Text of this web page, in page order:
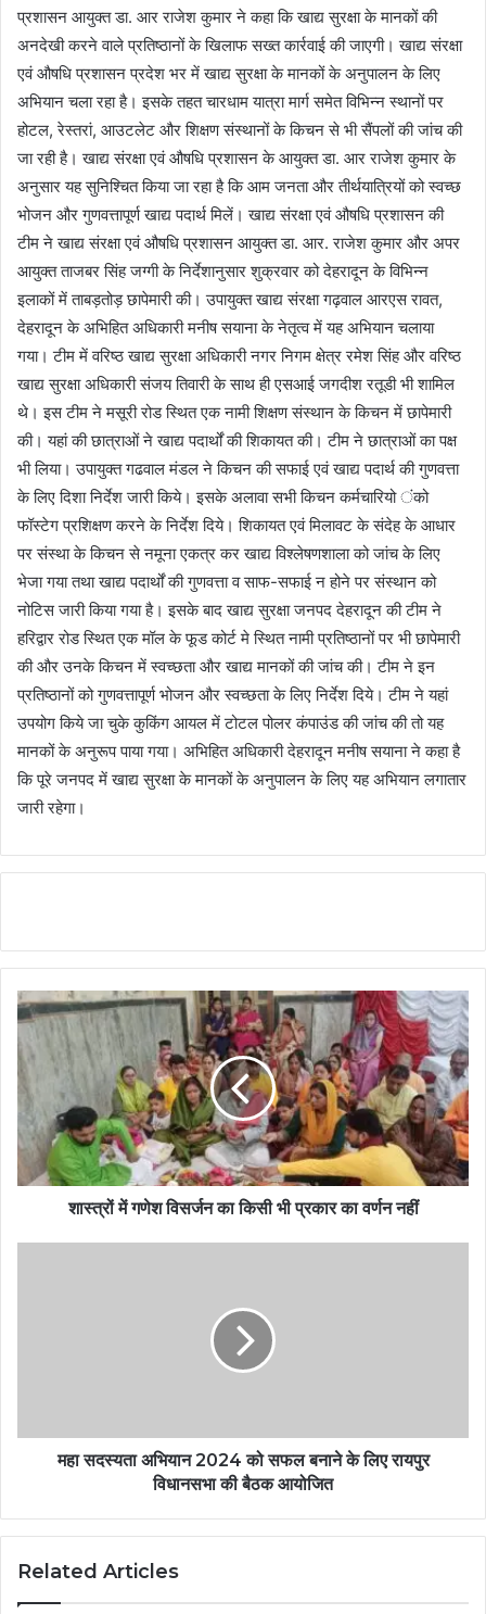
प्रशासन आयुक्त डा. आर राजेश कुमार ने कहा कि खाद्य सुरक्षा के मानकों की
अनदेखी करने वाले प्रतिष्ठानों के खिलाफ सख्त कार्रवाई की जाएगी। खाद्य संरक्षा
एवं औषधि प्रशासन प्रदेश भर में खाद्य सुरक्षा के मानकों के अनुपालन के लिए
अभियान चला रहा है। इसके तहत चारधाम यात्रा मार्ग समेत विभिन्न स्थानों पर
होटल, रेस्तरां, आउटलेट और शिक्षण संस्थानों के किचन से भी सैंपलों की जांच की
जा रही है। खाद्य संरक्षा एवं औषधि प्रशासन के आयुक्त डा. आर राजेश कुमार के
अनुसार यह सुनिश्चित किया जा रहा है कि आम जनता और तीर्थयात्रियों को स्वच्छ
भोजन और गुणवत्तापूर्ण खाद्य पदार्थ मिलें। खाद्य संरक्षा एवं औषधि प्रशासन की
टीम ने खाद्य संरक्षा एवं औषधि प्रशासन आयुक्त डा. आर. राजेश कुमार और अपर
आयुक्त ताजबर सिंह जग्गी के निर्देशानुसार शुक्रवार को देहरादून के विभिन्न
इलाकों में ताबड़तोड़ छापेमारी की। उपायुक्त खाद्य संरक्षा गढ़वाल आरएस रावत,
देहरादून के अभिहित अधिकारी मनीष सयाना के नेतृत्व में यह अभियान चलाया
गया। टीम में वरिष्ठ खाद्य सुरक्षा अधिकारी नगर निगम क्षेत्र रमेश सिंह और वरिष्ठ
खाद्य सुरक्षा अधिकारी संजय तिवारी के साथ ही एसआई जगदीश रतूडी भी शामिल
थे। इस टीम ने मसूरी रोड स्थित एक नामी शिक्षण संस्थान के किचन में छापेमारी
की। यहां की छात्राओं ने खाद्य पदार्थों की शिकायत की। टीम ने छात्राओं का पक्ष
भी लिया। उपायुक्त गढवाल मंडल ने किचन की सफाई एवं खाद्य पदार्थ की गुणवत्ता
के लिए दिशा निर्देश जारी किये। इसके अलावा सभी किचन कर्मचारियो ंको
फॉस्टेग प्रशिक्षण करने के निर्देश दिये। शिकायत एवं मिलावट के संदेह के आधार
पर संस्था के किचन से नमूना एकत्र कर खाद्य विश्लेषणशाला को जांच के लिए
भेजा गया तथा खाद्य पदार्थों की गुणवत्ता व साफ-सफाई न होने पर संस्थान को
नोटिस जारी किया गया है। इसके बाद खाद्य सुरक्षा जनपद देहरादून की टीम ने
हरिद्वार रोड स्थित एक मॉल के फूड कोर्ट मे स्थित नामी प्रतिष्ठानों पर भी छापेमारी
की और उनके किचन में स्वच्छता और खाद्य मानकों की जांच की। टीम ने इन
प्रतिष्ठानों को गुणवत्तापूर्ण भोजन और स्वच्छता के लिए निर्देश दिये। टीम ने यहां
उपयोग किये जा चुके कुकिंग आयल में टोटल पोलर कंपाउंड की जांच की तो यह
मानकों के अनुरूप पाया गया। अभिहित अधिकारी देहरादून मनीष सयाना ने कहा है
कि पूरे जनपद में खाद्य सुरक्षा के मानकों के अनुपालन के लिए यह अभियान लगातार
जारी रहेगा।
शास्त्रों में गणेश विसर्जन का किसी भी प्रकार का वर्णन नहीं
महा सदस्यता अभियान 2024 को सफल बनाने के लिए रायपुर
विधानसभा की बैठक आयोजित
Related Articles